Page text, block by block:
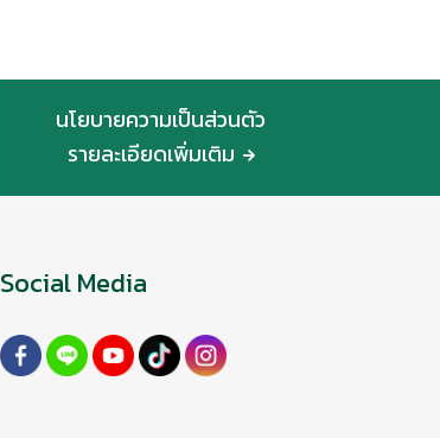
นโยบายความเป็นส่วนตัว
รายละเอียดเพิ่มเติม
Social Media